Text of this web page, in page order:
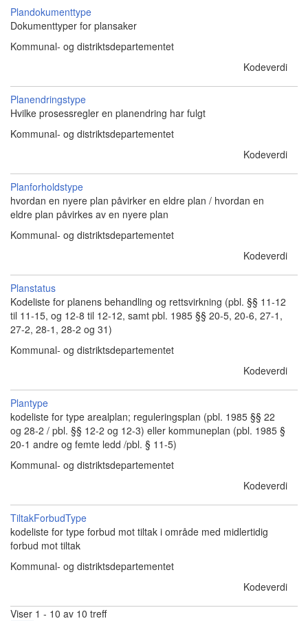
Plandokumenttype
Dokumenttyper for plansaker
Kommunal- og distriktsdepartementet
Kodeverdi
Planendringstype
Hvilke prosessregler en planendring har fulgt
Kommunal- og distriktsdepartementet
Kodeverdi
Planforholdstype
hvordan en nyere plan påvirker en eldre plan / hvordan en
eldre plan påvirkes av en nyere plan
Kommunal- og distriktsdepartementet
Kodeverdi
Planstatus
Kodeliste for planens behandling og rettsvirkning (pbl. §§ 11-12
til 11-15, og 12-8 til 12-12, samt pbl. 1985 §§ 20-5, 20-6, 27-1,
27-2, 28-1, 28-2 og 31)
Kommunal- og distriktsdepartementet
Kodeverdi
Plantype
kodeliste for type arealplan; reguleringsplan (pbl. 1985 §§ 22
og 28-2 / pbl. §§ 12-2 og 12-3) eller kommuneplan (pbl. 1985 §
20-1 andre og femte ledd /pbl. § 11-5)
Kommunal- og distriktsdepartementet
Kodeverdi
TiltakForbudType
kodeliste for type forbud mot tiltak i område med midlertidig
forbud mot tiltak
Kommunal- og distriktsdepartementet
Kodeverdi
Viser 1 - 10 av 10 treff